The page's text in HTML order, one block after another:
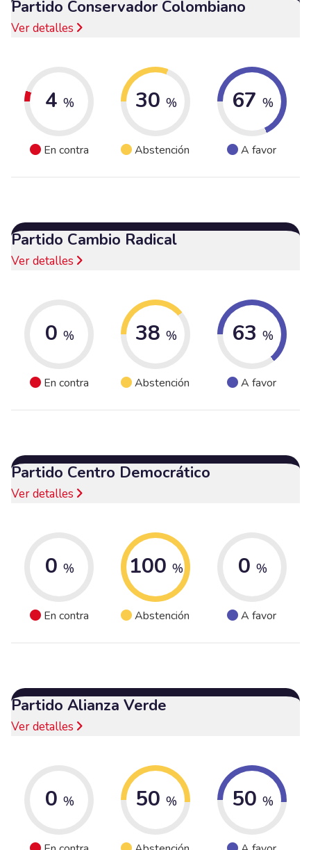
Partido Conservador Colombiano
Ver detalles
4 %
En contra
30 %
Abstención
67 %
A favor
Partido Cambio Radical
Ver detalles
0 %
En contra
38 %
Abstención
63 %
A favor
Partido Centro Democrático
Ver detalles
0 %
En contra
100 %
Abstención
0 %
A favor
Partido Alianza Verde
Ver detalles
0 % 50 % 50 %